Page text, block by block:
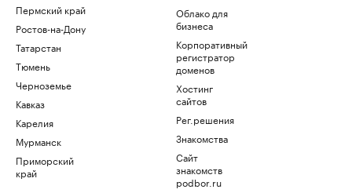
Пермский край
Ростов-на-Дону
Татарстан
Тюмень
Черноземье
Кавказ
Карелия
Мурманск
Приморский
край
Облако для
бизнеса
Корпоративный
регистратор
доменов
Хостинг
сайтов
Рег.решения
Знакомства
Сайт
знакомств
podbor.ru